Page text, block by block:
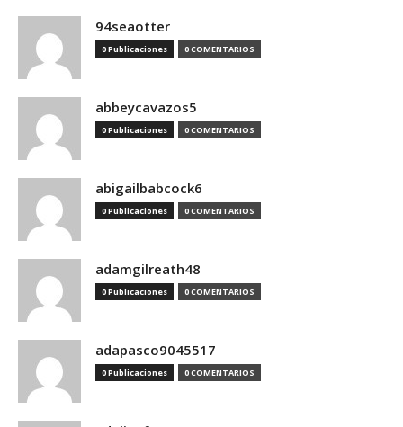
94seaotter
0 Publicaciones 0 COMENTARIOS
abbeycavazos5
0 Publicaciones 0 COMENTARIOS
abigailbabcock6
0 Publicaciones 0 COMENTARIOS
adamgilreath48
0 Publicaciones 0 COMENTARIOS
adapasco9045517
0 Publicaciones 0 COMENTARIOS